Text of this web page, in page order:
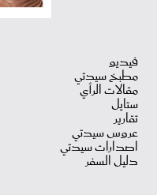
فيديو
مطبخ سيدتي
مقالات الرأي
ستايل
تقارير
عروس سيدتي
اصدارات سيدتي
دليل السفر